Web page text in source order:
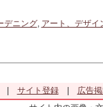
デニング, アート、デザイ
サイト登録|
広告